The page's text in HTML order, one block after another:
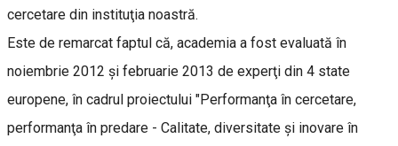
cercetare din instituţia noastră.
Este de remarcat faptul că, academia a fost evaluată în
noiembrie 2012 şi februarie 2013 de experţi din 4 state
europene, în cadrul proiectului "Performanţa în cercetare,
performanţa în predare - Calitate, diversitate şi inovare în